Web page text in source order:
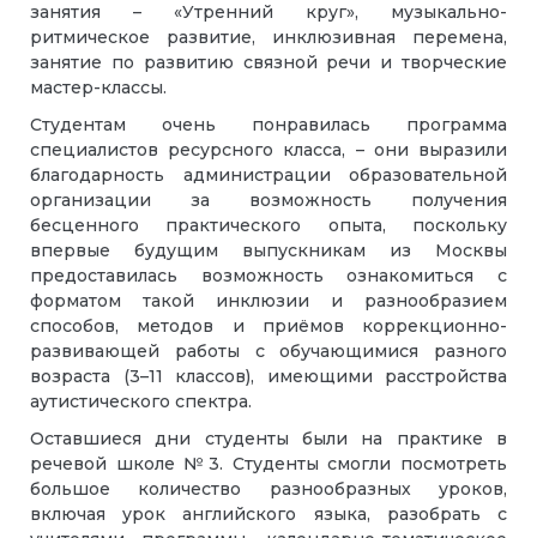
занятия – «Утренний круг», музыкально-
ритмическое развитие, инклюзивная перемена,
занятие по развитию связной речи и творческие
мастер-классы.
Студентам очень понравилась программа
специалистов ресурсного класса, – они выразили
благодарность администрации образовательной
организации за возможность получения
бесценного практического опыта, поскольку
впервые будущим выпускникам из Москвы
предоставилась возможность ознакомиться с
форматом такой инклюзии и разнообразием
способов, методов и приёмов коррекционно-
развивающей работы с обучающимися разного
возраста (3–11 классов), имеющими расстройства
аутистического спектра.
Оставшиеся дни студенты были на практике в
речевой школе №3. Студенты смогли посмотреть
большое количество разнообразных уроков,
включая урок английского языка, разобрать с